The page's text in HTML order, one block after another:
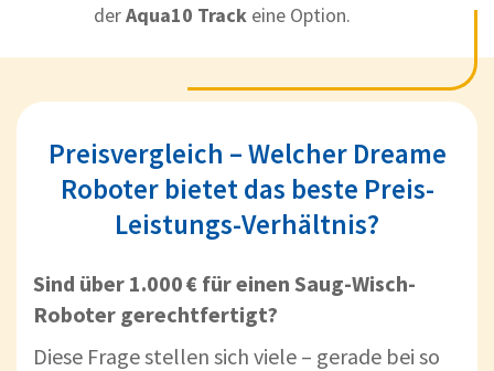
derAqua10 Track eine Option.
Preisvergleich – Welcher Dreame
Roboter bietet das beste Preis-
Leistungs-Verhältnis?
Sind über 1.000 € für einen Saug-Wisch-
Roboter gerechtfertigt?
Diese Frage stellen sich viele – gerade bei so